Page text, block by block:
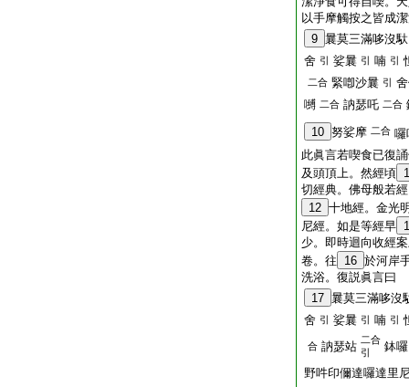
以手摩觸按之皆成
9 曩莫三滿哆沒馱
舍 引 娑曩 引 喃 引
二合 緊喞沙曩 引
嚩 二合 訥瑟吒 二合
10 努娑摩 二合 囉
此眞言若喫食已復
及頭頂上。然經頃
切經典。佛母般若
12 十地經。金光
尼經。如是等經早
少。即時迴向收經
卷。往
16 於河岸
洗浴。復説眞言曰
17 曩莫三滿哆沒
舍 引 娑曩 引 喃 引
合 訥瑟站 二合
引
鉢囉
野吽印儞達囉達里